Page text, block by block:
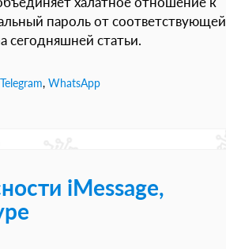
пароль от соответствующей
сегодняшней статьи.
Telegram, WhatsApp
iMessage,